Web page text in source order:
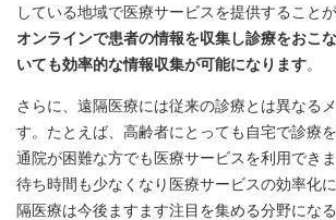
している地域で医療サービスを提供することが
オンラインで患者の情報を収集し診療をおこ
いても効率的な情報収集が可能になります。
さらに、遠隔医療には従来の診療とは異なる
す。たとえば、高齢者にとっても自宅で診療
通院が困難な方でも医療サービスを利用でき
待ち時間も少なくなり医療サービスの効率化
隔医療は今後ますます注目を集める分野になる